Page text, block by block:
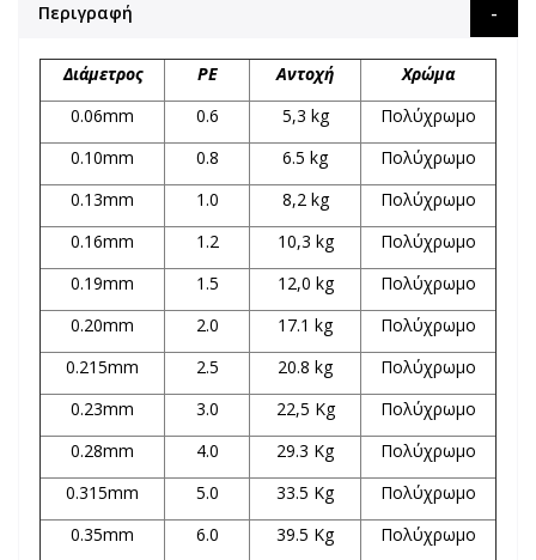
Περιγραφή
Διάμετρος PE Αντοχή
Χρώμα
0.06mm
0.6 5,3 kg
Πολύχρωμο
0.10mm
0.8 6.5 kg
Πολύχρωμο
0.13mm
1.0 8,2 kg
Πολύχρωμο
0.16mm
1.2 10,3 kg
Πολύχρωμο
0.19mm
1.5 12,0 kg
Πολύχρωμο
0.20mm
2.0 17.1 kg
Πολύχρωμο
0.215mm
2.5 20.8 kg
Πολύχρωμο
0.23mm
3.0 22,5 Kg Πολύχρωμο
0.28mm
4.0 29.3 Kg Πολύχρωμο
0.315mm
5.0 33.5 Kg Πολύχρωμο
0.35mm
6.0 39.5 Kg Πολύχρωμο